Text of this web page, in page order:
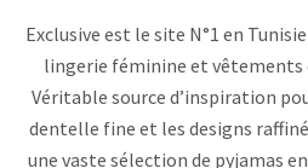
Exclusive est le site N°1 en
lingerie féminine et vêtements
Véritable source d’inspiration
dentelle fine et les designs
une vaste sélection de pyjamas